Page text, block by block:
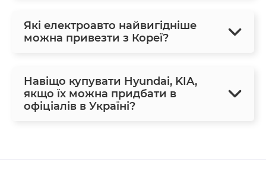
Які електроавто найвигідніше
можна привезти з Кореї?
Навіщо купувати Hyundai, KIA,
якщо їх можна придбати в
офіціалів в Україні?